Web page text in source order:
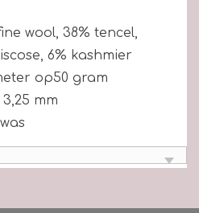
wool, 38% tencel,
6% kashmier
op50 gram
3,25 mm